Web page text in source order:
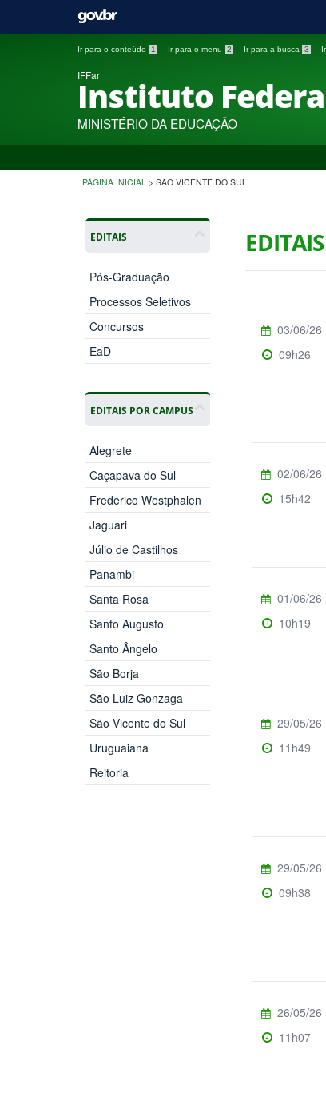
Ir para o conteúdo 1 Ir para o menu 2 Ir para a busca 3
IFFar
Instituto
MINISTÉRIO DA EDUCAÇÃO
PÁGINA INICIAL > SÃO VICENTE DO SUL
EDITAIS
Pós-Graduação
Processos Seletivos
Concursos
EaD
EDITAIS POR CAMPUS
Alegrete
Caçapava do Sul
Frederico Westphalen
Jaguari
Júlio de Castilhos
Panambi
Santa Rosa
Santo Augusto
Santo Ângelo
São Borja
São Luiz Gonzaga
São Vicente do Sul
Uruguaiana
Reitoria
03/06/26
09h26
02/06/26
15h42
01/06/26
10h19
29/05/26
11h49
29/05/26
09h38
26/05/26
11h07